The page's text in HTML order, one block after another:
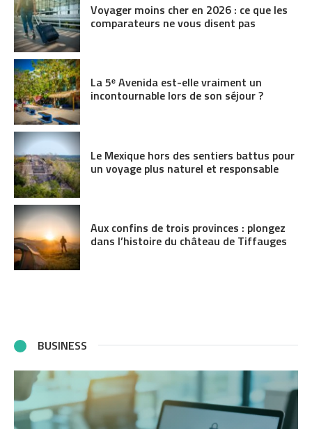
Voyager moins cher en 2026 : ce que les
comparateurs ne vous disent pas
La 5ᵉ Avenida est-elle vraiment un
incontournable lors de son séjour ?
Le Mexique hors des sentiers battus pour
un voyage plus naturel et responsable
Aux confins de trois provinces : plongez
dans l’histoire du château de Tiffauges
BUSINESS